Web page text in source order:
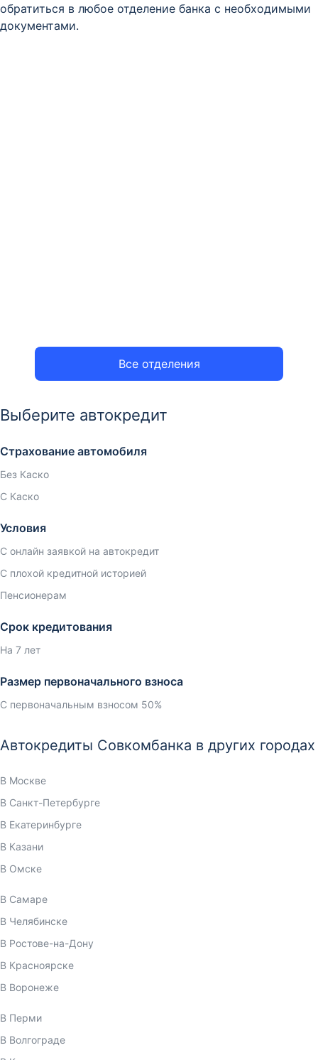
Все отделения
обратиться в любое отделение банка с необходимыми
документами.
Выберите автокредит
Страхование автомобиля
Без Каско
С Каско
Условия
С онлайн заявкой на автокредит
С плохой кредитной историей
Пенсионерам
Срок кредитования
На 7 лет
Размер первоначального взноса
С первоначальным взносом 50%
Автокредиты Совкомбанка в других городах
В Москве
В Санкт-Петербурге
В Екатеринбурге
В Казани
В Омске
В Самаре
В Челябинске
В Ростове-на-Дону
В Красноярске
В Воронеже
В Перми
В Волгограде